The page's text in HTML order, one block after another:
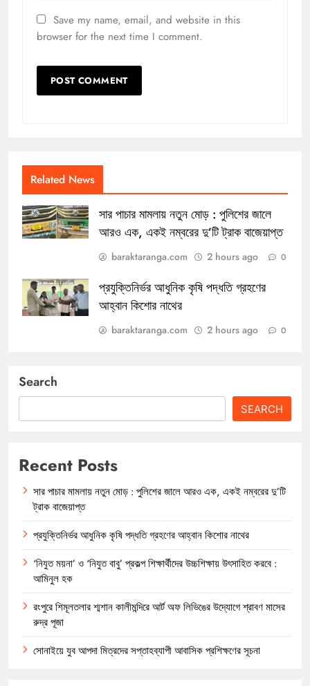
Save my name, email, and website in this
browser for the next time I comment.
Related News
সার পাচার মামলায় নতুন মোড় : পুলিশের জালে
আরও এক, একই নম্বরের দু’টি ট্রাক বাজেয়াপ্ত
baraktaranga.com 2 hours ago 0
প্রযুক্তিনির্ভর আধুনিক কৃষি পদ্ধতি গ্রহণের
আহ্বান কিশোর নাথের
baraktaranga.com 2 hours ago 0
Search
SEARCH
Recent Posts
সার পাচার মামলায় নতুন মোড় : পুলিশের জালে আরও এক, একই নম্বরের দু’টি
ট্রাক বাজেয়াপ্ত
প্রযুক্তিনির্ভর আধুনিক কৃষি পদ্ধতি গ্রহণের আহ্বান কিশোর নাথের
‘নিযুত ময়না’ ও ‘নিযুত বাবু’ প্রকল্প শিক্ষার্থীদের উচ্চশিক্ষায় উৎসাহিত করবে :
আমিনুল হক
রংপুরে শিমূলতলার শ্মশান কালীমন্দিরে আর্ট অফ লিভিঙের উদ্যোগে শ্রাবণ মাসের
রুদ্র পূজা
সোনাইয়ে যুব আপদা মিত্রদের সপ্তাহব্যাপী আবাসিক প্রশিক্ষণের সূচনা